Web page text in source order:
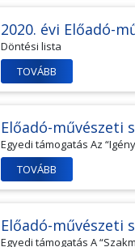
2020. évi Előadó-
Döntési lista
TOVÁBB
Előadó-művészeti
Egyedi támogatás Az
TOVÁBB
Előadó-művészeti
Egyedi támogatás A